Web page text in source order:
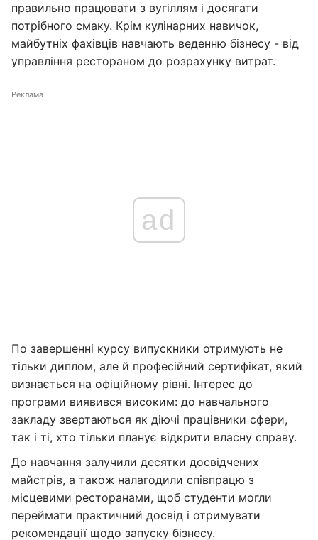
правильно працювати з вугіллям і досягати
потрібного смаку. Крім кулінарних навичок,
майбутніх фахівців навчають веденню бізнесу - від
управління рестораном до розрахунку витрат.
Реклама
ad
По завершенні курсу випускники отримують не
тільки диплом, але й професійний сертифікат, який
визнається на офіційному рівні. Інтерес до
програми виявився високим: до навчального
закладу звертаються як діючі працівники сфери,
так і ті, хто тільки планує відкрити власну справу.
До навчання залучили десятки досвідчених
майстрів, а також налагодили співпрацю з
місцевими ресторанами, щоб студенти могли
переймати практичний досвід і отримувати
рекомендації щодо запуску бізнесу.